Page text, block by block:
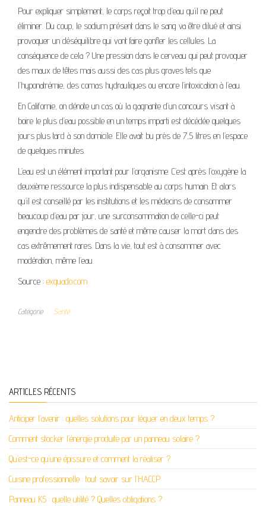
Pour expliquer simplement, le corps reçoit trop d’eau qu’il ne peut
éliminer. Du coup, le sodium présent dans le sang va être dilué et ainsi
provoquer un déséquilibre qui vont faire gonfler les cellules. La
conséquence de cela ? Une pression dans le cerveau qui peut provoquer
des maux de têtes mais aussi des cas plus graves tels que
l’hyponatrémie, des comas hydrauliques ou encore l’intoxication à l’eau.
En Californie, on dénote un cas où la gagnante d’un concours visant à
boire le plus d’eau possible en un temps imparti est décédée quelques
jours plus tard à son domicile. Elle avait bu près de 7,5 litres en l’espace
de quelques minutes.
L’eau est un élément important pour l’organisme. C’est après l’oxygène la
deuxième ressource la plus indispensable au corps humain. Et alors
qu’il est conseillé par les institutions et les médecins de consommer
beaucoup d’eau par jour, une surconsommation de celle-ci peut
engendre des problèmes de santé et même causer la mort dans des
cas extrêmement rares. Dans la vie, tout est à consommer avec
modération, même l’eau.
Source : exquado.com
Catégorie Santé
ARTICLES RÉCENTS
Anticiper l’avenir : quelles solutions pour léguer en deux temps ?
Comment stocker l’énergie produite par un panneau solaire ?
Qu’est-ce qu’une épissure et comment la réaliser ?
Cuisine professionnelle : tout savoir sur l’HACCP
Panneau K5 : quelle utilité ? Quelles obligations ?